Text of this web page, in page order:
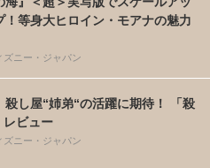
！等身大ヒロイン・モアナの魅力
ニー・ジャパン
殺し屋“姉弟“の活躍に期待！ 「殺
レビュー
ニー・ジャパン